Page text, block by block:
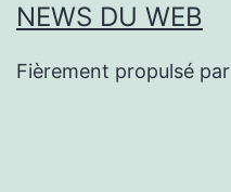
NEWS DU WEB
Fièrement propulsé par